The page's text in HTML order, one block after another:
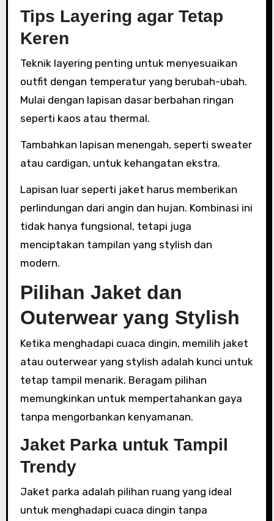
Tips Layering agar Tetap
Keren
Teknik layering penting untuk menyesuaikan
outfit dengan temperatur yang berubah-ubah.
Mulai dengan lapisan dasar berbahan ringan
seperti kaos atau thermal.
Tambahkan lapisan menengah, seperti sweater
atau cardigan, untuk kehangatan ekstra.
Lapisan luar seperti jaket harus memberikan
perlindungan dari angin dan hujan. Kombinasi ini
tidak hanya fungsional, tetapi juga
menciptakan tampilan yang stylish dan
modern.
Pilihan Jaket dan
Outerwear yang Stylish
Ketika menghadapi cuaca dingin, memilih jaket
atau outerwear yang stylish adalah kunci untuk
tetap tampil menarik. Beragam pilihan
memungkinkan untuk mempertahankan gaya
tanpa mengorbankan kenyamanan.
Jaket Parka untuk Tampil
Trendy
Jaket parka adalah pilihan ruang yang ideal
untuk menghadapi cuaca dingin tanpa